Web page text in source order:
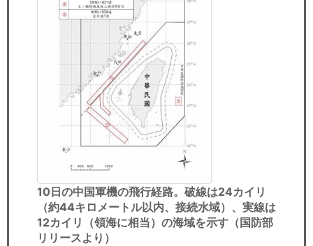
10日の中国軍機の飛行経路。破線は24カイリ
（約44キロメートル以内、接続水域）、実線は
12カイリ（領海に相当）の海域を示す（国防部
リリースより）